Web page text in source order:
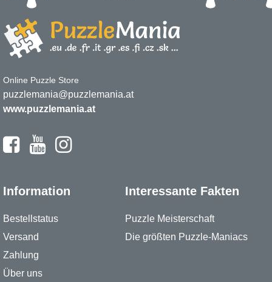
Online Puzzle Store
puzzlemania@puzzlemania.at
www.puzzlemania.at
Information
Bestellstatus
Versand
Zahlung
Über uns
Interessante Fakten
Puzzle Meisterschaft
Die größten Puzzle-Maniacs